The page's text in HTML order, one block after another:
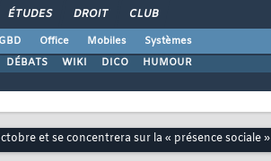
ÉTUDES DROIT CLUB
Office Mobiles
Systèmes
DÉBATS WIKI DICO HUMOUR
et se concentrera sur la « présence sociale »